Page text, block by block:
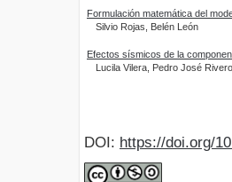
Formulación matemática del
Silvio Rojas, Belén León
Efectos sísmicos de la
Lucila Vilera, Pedro José
DOI: https://doi.org/